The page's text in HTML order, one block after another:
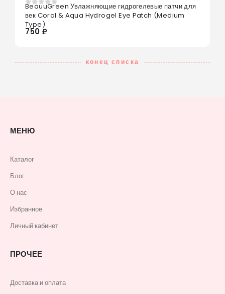
0из 5
BeauuGreen Увлажняющие гидрогелевые патчи для
век Coral & Aqua Hydrogel Eye Patch (Medium
Type)
750 ₽
конец списка
МЕНЮ
Каталог
Блог
О нас
Избранное
Личный кабинет
ПРОЧЕЕ
Доставка и оплата